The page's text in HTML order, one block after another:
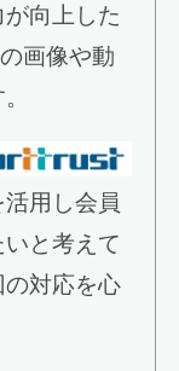
向上した
画像や動
用し会員
と考えて
対応を心